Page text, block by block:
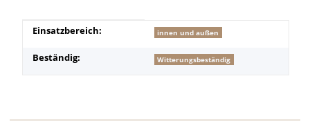
Produkteigenschaft
Wert
Einsatzbereich: innen und außen
Beständig: Witterungsbeständig